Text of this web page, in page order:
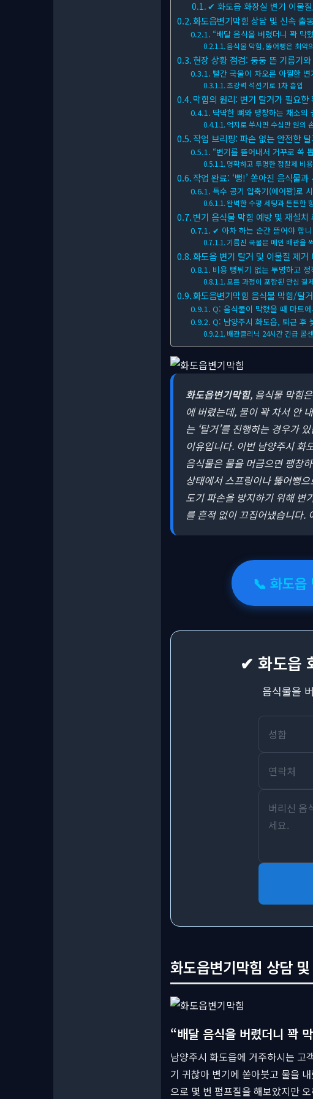
✔ 화도읍 화장실 변기 이물
화도읍변기막힘 상담 및 신속 출
“배달 음식을 버렸더니 꽉 막
음식물 막힘, 뚫어뻥은 최악
현장 상황 점검: 둥둥 뜬 기름기
빨간 국물이 차오른 아찔한 변
초강력 석션기로 1차 흡입
막힘의 원리: 변기 탈거가 필요한
딱딱한 뼈와 팽창하는 채소의
억지로 쑤시면 수십만 원의
작업 브리핑: 파손 없는 안전한
“변기를 뜯어내서 거꾸로 쏙
명확하고 투명한 정찰제 비
작업 완료: ‘뻥!’ 쏟아진 음식물
특수 공기 압축기(에어꽝)로
완벽한 수평 세팅과 튼튼한
변기 음식물 막힘 예방 및 재설
✔ 아차 하는 순간 뜯어야 합
기름진 국물은 메인 배관을
화도읍 변기 탈거 및 이물질 제거
비용 뻥튀기 없는 투명하고
모든 과정이 포함된 안심 결
화도읍변기막힘 음식물 막힘/탈
Q: 음식물이 막혔을 때 마트
Q: 남양주시 화도읍, 퇴근 후
배관클리닉 24시간 긴급 콜
화도읍변기막힘, 음식물 막힘
에 버렸는데, 물이 꽉 차서 안
는 ‘탈거’를 진행하는 경우가
이유입니다. 이번 남양주시 화
음식물은 물을 머금으면 팽창
상태에서 스프링이나 뚫어뻥
도기 파손을 방지하기 위해 변
를 흔적 없이 끄집어냈습니다.
📞 화도
✔ 화도읍
음식물을
화도읍변기막힘 상담
“배달 음식을 버렸더니 꽉
남양주시 화도읍에 거주하시는 고
기 귀찮아 변기에 쏟아붓고 물을
으로 몇 번 펌프질을 해보았지만